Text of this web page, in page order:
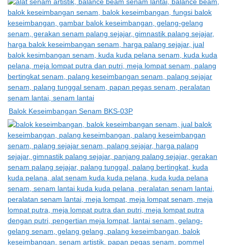
Balok Keseimbangan Senam BKS-03P